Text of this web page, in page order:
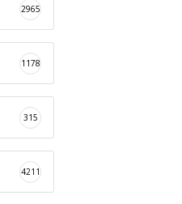
2965
1178
315
4211